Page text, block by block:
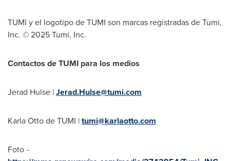
TUMI y el logotipo de TUMI son marcas registradas de Tumi,
Inc. © 2025 Tumi, Inc.
Contactos de TUMI para los medios
Jerad Hulse |Jerad.Hulse@tumi.com
Karla Otto de TUMI |tumi@karlaotto.com
Foto -